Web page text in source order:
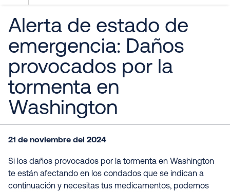
Alerta de estado de
emergencia: Daños
provocados por la
tormenta en
Washington
21 de noviembre del 2024
Si los daños provocados por la tormenta en Washington
te están afectando en los condados que se indican a
continuación y necesitas tus medicamentos, podemos